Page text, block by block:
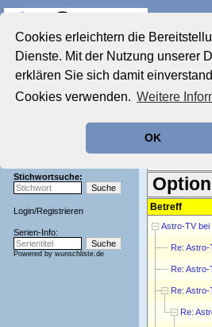
Cookies erleichtern die
Dienste. Mit der Nutzung unserer
erklären Sie sich damit
Cookies verwenden. Weitere
OK
Startseite
Aktuelles Forum
Film-Forum
Zeichentrick-Forum
Stichwortsuche:
Login/Registrieren
Serien-Info:
Powered by wunschliste.de
Aktuelles
Fragen,
Re: Astro-
geschrieben
Die Wahrheit
Betreff
Astro-TV
Re:
Re:
Re:
Re: